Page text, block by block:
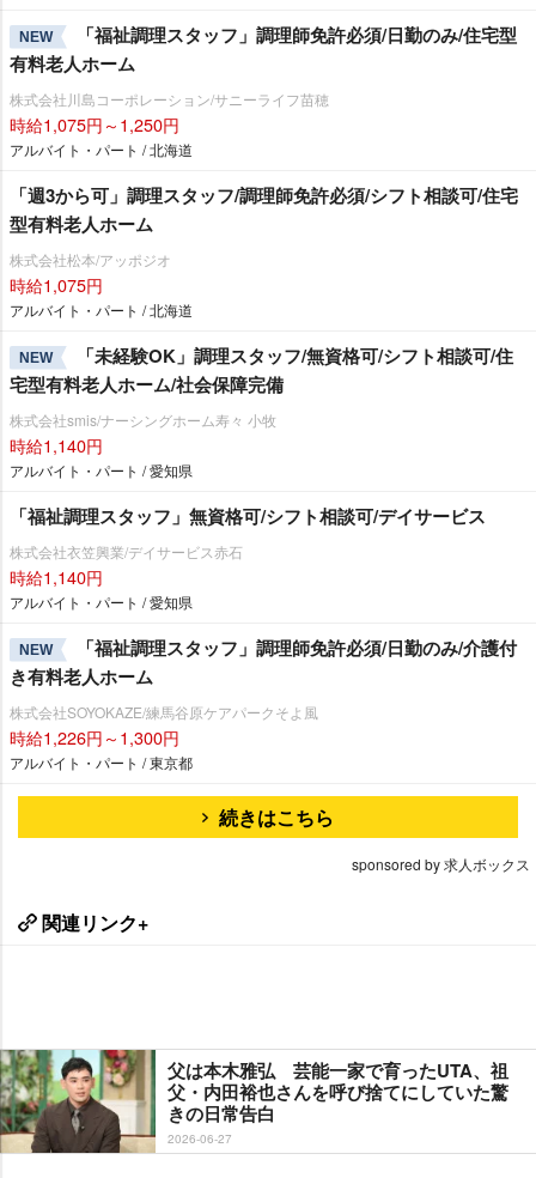
NEW
「福祉調理スタッフ」調理師免許必須/日勤のみ/住宅型
有料老人ホーム
株式会社川島コーポレーション/サニーライフ苗穂
時給1,075円～1,250円
アルバイト・パート / 北海道
「週3から可」調理スタッフ/調理師免許必須/シフト相談可/住宅
型有料老人ホーム
株式会社松本/アッポジオ
時給1,075円
アルバイト・パート / 北海道
NEW
「未経験OK」調理スタッフ/無資格可/シフト相談可/住
宅型有料老人ホーム/社会保障完備
株式会社smis/ナーシングホーム寿々 小牧
時給1,140円
アルバイト・パート / 愛知県
「福祉調理スタッフ」無資格可/シフト相談可/デイサービス
株式会社衣笠興業/デイサービス赤石
時給1,140円
アルバイト・パート / 愛知県
NEW
「福祉調理スタッフ」調理師免許必須/日勤のみ/介護付
き有料老人ホーム
株式会社SOYOKAZE/練馬谷原ケアパークそよ風
時給1,226円～1,300円
アルバイト・パート / 東京都
続きはこちら
sponsored by 求人ボックス
関連リンク+
父は本木雅弘 芸能一家で育ったUTA、祖
父・内田裕也さんを呼び捨てにしていた驚
きの日常告白
2026-06-27